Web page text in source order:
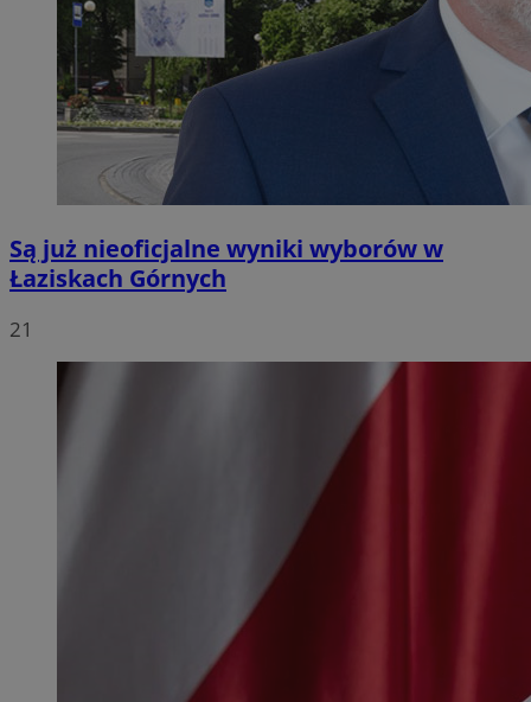
Są już nieoficjalne wyniki wyborów w
Łaziskach Górnych
21